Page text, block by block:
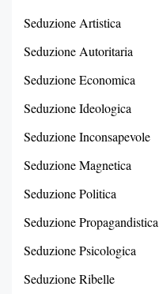
Seduzione Artistica
Seduzione Autoritaria
Seduzione Economica
Seduzione Ideologica
Seduzione Inconsapevole
Seduzione Magnetica
Seduzione Politica
Seduzione Propagandistica
Seduzione Psicologica
Seduzione Ribelle